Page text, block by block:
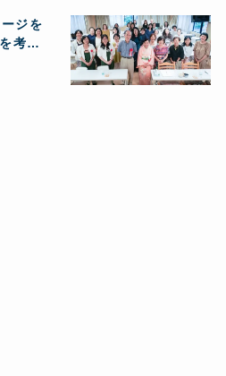
ジを
考え